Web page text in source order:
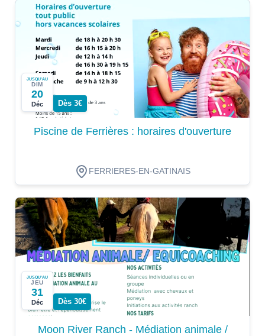
JUSQU'AU
DIM
20
Déc Dès 3€
Piscine de Ferrières : horaires d'ouverture
FERRIERES-EN-GATINAIS
JUSQU'AU
JEU
31
Déc Dès 30€
Moon River Ranch - Médiation animale /